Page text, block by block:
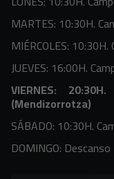
MARTES: 10:30H.
MIÉRCOLES:
JUEVES: 16:00H.
VIERNES:
(Mendizorrotza)
SÁBADO: 10:30H.
DOMINGO: Descanso